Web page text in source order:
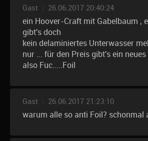
Gast 26.06.2017 20:40:24
ein Hoover-Craft mit Gabelbaum ,
gibt's doch
kein delaminiertes Unterwasser
nur ... für den Preis gibt's ein neues
also Fuc.....Foil
Gast 26.06.2017 21:23:10
warum alle so anti Foil? schonmal